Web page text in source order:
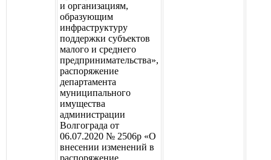
и организациям,
образующим
инфраструктуру
поддержки субъектов
малого и среднего
предпринимательства»,
распоряжение
департамента
муниципального
имущества
администрации
Волгограда от
06.07.2020 № 2506р «О
внесении изменений в